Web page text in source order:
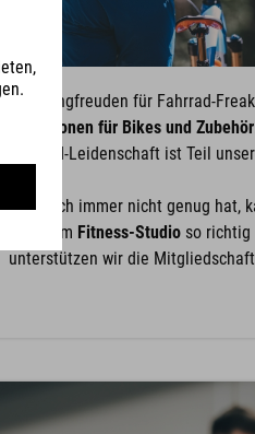
Shoppingfreuden für Fahrrad-
Konditionen für Bikes und Zubehör
Zweirad-Leidenschaft ist Teil
Wer noch immer nicht genug hat,
Arbeit im Fitness-Studio so richtig
unterstützen wir die